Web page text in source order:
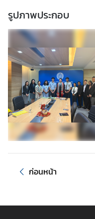
ร
ร
ม
บ
ริ
ก
า
ป
ร
ะ
น
รูปภาพประกอบ
ก่อนหน้า